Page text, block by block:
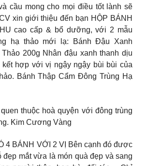
cầu mong cho mọi điều tốt lành sẽ
xin giới thiệu đến bạn HỘP BÁNH
cao cấp & bổ dưỡng, với 2 mẫu
hạ thảo mới lạ: Bánh Đậu Xanh
200g Nhân đậu xanh thanh dịu
kết hợp với vị ngậy ngậy bùi bùi của
Bánh Thập Cẩm Đông Trùng Hạ
thuộc hoà quyện với đông trùng
Kim Cương Vàng
4 BÁNH VỚI 2 VỊ Bên cạnh đó được
đẹp mắt vừa là món quà đẹp và sang